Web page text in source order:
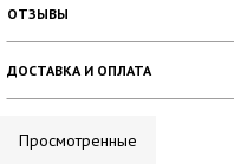
ОТЗЫВЫ
ДОСТАВКА И ОПЛАТА
Просмотренные